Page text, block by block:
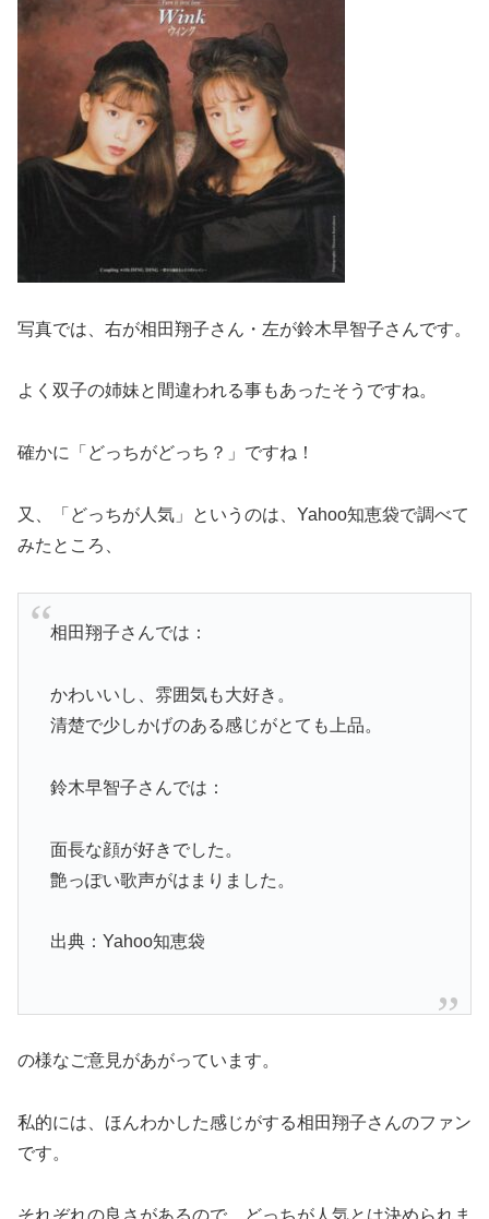
写真では、右が相田翔子さん・左が鈴木早智子さんです。
よく双子の姉妹と間違われる事もあったそうですね。
確かに「どっちがどっち？」ですね！
又、「どっちが人気」というのは、Yahoo知恵袋で調べて
みたところ、
相田翔子さんでは：
かわいいし、雰囲気も大好き。
清楚で少しかげのある感じがとても上品。
鈴木早智子さんでは：
面長な顔が好きでした。
艶っぽい歌声がはまりました。
出典：Yahoo知恵袋
の様なご意見があがっています。
私的には、ほんわかした感じがする相田翔子さんのファン
です。
それぞれの良さがあるので、どっちが人気とは決められま